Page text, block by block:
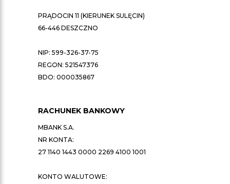
PRĄDOCIN 11 (KIERUNEK SULĘCIN)
66-446 DESZCZNO
NIP: 599-326-37-75
REGON: 521547376
BDO: 000035867
RACHUNEK BANKOWY
MBANK S.A.
NR KONTA:
27 1140 1443 0000 2269 4100 1001
KONTO WALUTOWE: